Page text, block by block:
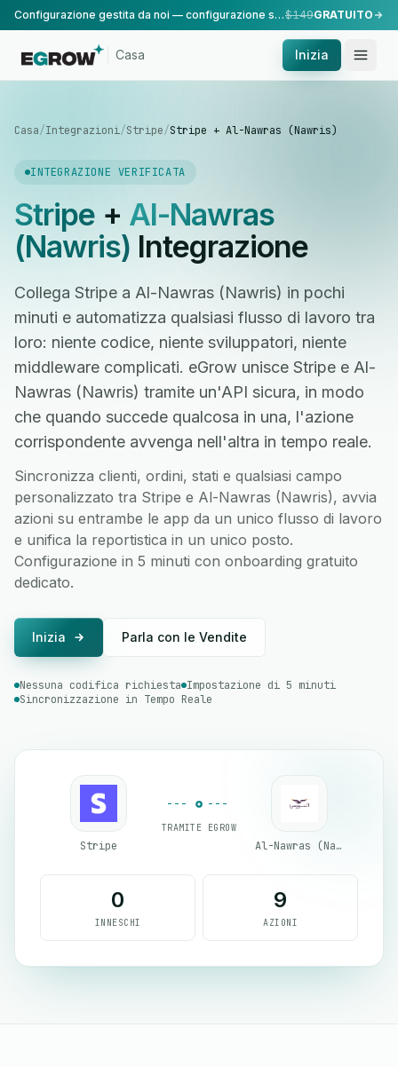
Configurazione gestita da noi — configurazione standard, eseguita dal nostro team.$149GRATUITO
Casa Inizia
Casa/Integrazioni/Stripe/Stripe + Al-Nawras (Nawris)
INTEGRAZIONE VERIFICATA
Stripe+ Al-Nawras
(Nawris) Integrazione
Collega Stripe a Al-Nawras (Nawris) in pochi
minuti e automatizza qualsiasi flusso di lavoro tra
loro: niente codice, niente sviluppatori, niente
middleware complicati. eGrow unisce Stripe e Al-
Nawras (Nawris) tramite un'API sicura, in modo
che quando succede qualcosa in una, l'azione
corrispondente avvenga nell'altra in tempo reale.
Sincronizza clienti, ordini, stati e qualsiasi campo
personalizzato tra Stripe e Al-Nawras (Nawris), avvia
azioni su entrambe le app da un unico flusso di lavoro
e unifica la reportistica in un unico posto.
Configurazione in 5 minuti con onboarding gratuito
dedicato.
Inizia Parla con le Vendite
Nessuna codifica richiesta Impostazione di 5 minuti
Sincronizzazione in Tempo Reale
Stripe
TRAMITE EGROW
Al-Nawras (Nawris)
0
INNESCHI
9
AZIONI